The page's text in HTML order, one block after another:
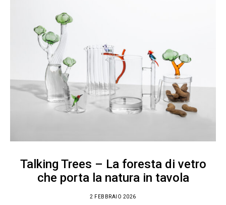
Talking Trees – La foresta di vetro
che porta la natura in tavola
2 FEBBRAIO 2026